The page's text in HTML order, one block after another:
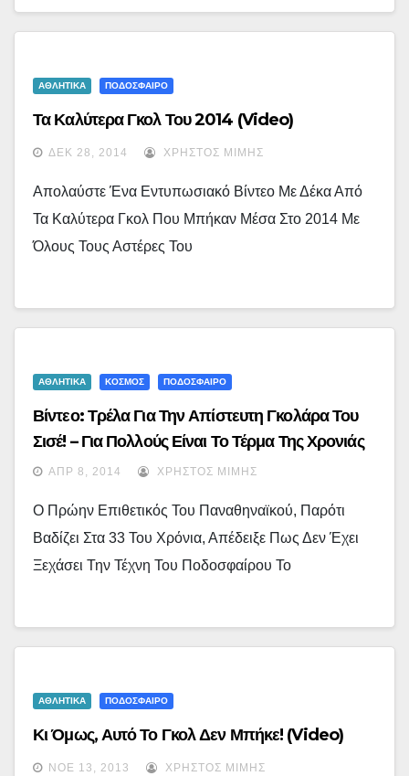
ΑΘΛΗΤΙΚΑ ΠΟΔΟΣΦΑΙΡΟ
Τα Καλύτερα Γκολ Του 2014 (video)
ΔΕΚ 28, 2014 ΧΡΉΣΤΟΣ ΜΊΜΗΣ
Απολαύστε Ένα Εντυπωσιακό Βίντεο Με Δέκα Από
Τα Καλύτερα Γκολ Που Μπήκαν Μέσα Στο 2014 Με
Όλους Τους Αστέρες Του
ΑΘΛΗΤΙΚΑ ΚΟΣΜΟΣ ΠΟΔΟΣΦΑΙΡΟ
Βίντεο: Τρέλα Για Την Απίστευτη Γκολάρα Του
Σισέ! – Για Πολλούς Είναι Το Τέρμα Της Χρονιάς
ΑΠΡ 8, 2014 ΧΡΉΣΤΟΣ ΜΊΜΗΣ
Ο Πρώην Επιθετικός Του Παναθηναϊκού, Παρότι
Βαδίζει Στα 33 Του Χρόνια, Απέδειξε Πως Δεν Έχει
Ξεχάσει Την Τέχνη Του Ποδοσφαίρου Το
ΑΘΛΗΤΙΚΑ ΠΟΔΟΣΦΑΙΡΟ
Κι Όμως, Αυτό Το Γκολ Δεν Μπήκε! (video)
ΝΟΈ 13, 2013 ΧΡΉΣΤΟΣ ΜΊΜΗΣ